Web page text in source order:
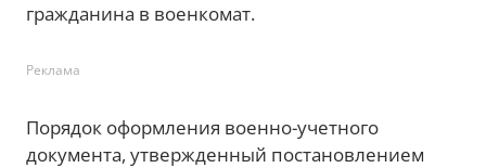
гражданина в военкомат.
Реклама
Порядок оформления военно-учетного
документа, утвержденный постановлением